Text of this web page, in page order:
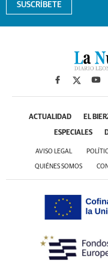
SUSCRÍBETE
ACTUALIDAD EL
ESPECIALES
AVISO LEGAL
QUIÉNES SOMOS